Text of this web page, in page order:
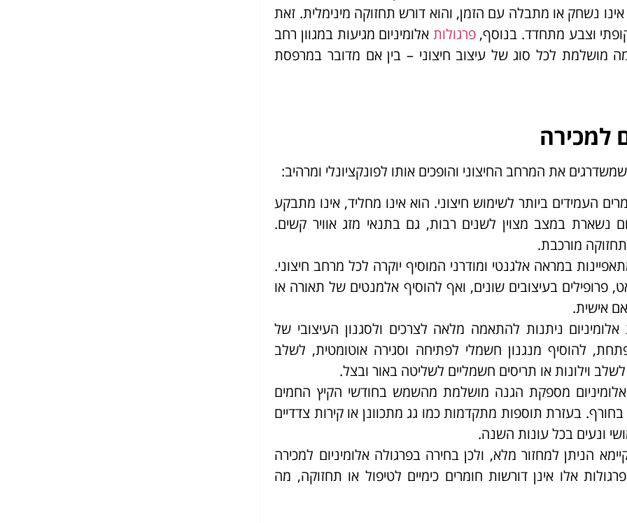
נשחק או מתבלה עם הזמן, והוא דורש תחזוקה מינימלית. זאת
וצבע מתחדד. בנוסף,פרגולות אלומיניום מגיעות במגוון רחב
מושלמת לכל סוג של עיצוב חיצוני – בין אם מדובר במרפסת
למכירה
את המרחב החיצוני והופכים אותו לפונקציונלי ומרהיב:
העמידים ביותר לשימוש חיצוני. הוא אינו מחליד, אינו מתבקע
נשארת במצב מצוין לשנים רבות, גם בתנאי מזג אוויר קשים.
תחזוקה מורכבת.
במראה אלגנטי ומודרני המוסיף יוקרה לכל מרחב חיצוני.
פרופילים בעיצובים שונים, ואף להוסיף אלמנטים של תאורה או
אישית.
אלומיניום ניתנות להתאמה מלאה לצרכים ולסגנון העיצובי של
להוסיף מנגנון חשמלי לפתיחה וסגירה אוטומטית, לשלב
וילונות או תריסים חשמליים לשליטה באור ובצל.
מספקת הגנה מושלמת מהשמש בחודשי הקיץ החמים
בעזרת תוספות מתקדמות כמו גג מתכוונן או קירות צדדיים
ונעים בכל עונות השנה.
הניתן למחזור מלא, ולכן בחירה בפרגולה אלומיניום למכירה
אלו אינן דורשות חומרים כימיים לטיפול או תחזוקה, מה